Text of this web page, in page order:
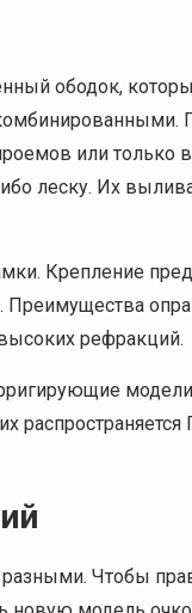
ободок,
или только
леску. Их
Крепление
Преимущества
рефракций.
Чтобы